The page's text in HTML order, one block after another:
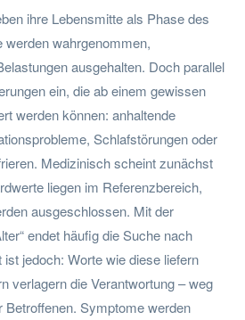
ihre Lebensmitte als Phase des
werden wahrgenommen,
ausgehalten. Doch parallel
ein, die ab einem gewissen
werden können: anhaltende
Schlafstörungen oder
Medizinisch scheint zunächst
liegen im Referenzbereich,
ausgeschlossen. Mit der
endet häufig die Suche nach
jedoch: Worte wie diese liefern
verlagern die Verantwortung – weg
Symptome werden